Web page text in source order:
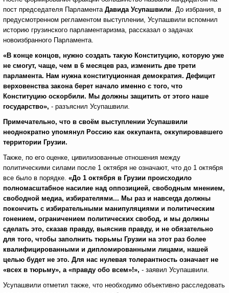
пост председателя Парламента Давида Усупашвили. До избрания, в
предусмотренном регламентом выступлении, Усупашвили вспомнил
историю грузинского парламентаризма, рассказал о задачах
новоизбранного Парламента.
«В конце концов, нужно создать такую Конституцию, которую уже
не смогут, чаще, чем в 6 месяцев раз, изменить две трети
парламента. Нам нужна конституционная демократия. Дефицит
верховенства закона берет начало именно с того, что
Конституцию оскорбили. Мы должны защитить от этого наше
государство», - разъяснил Усупашвили.
Примечательно, что в своём выступлении Усупашвили
неоднократно упомянул Россию как оккупанта, оккупировавшего
территории Грузии.
Также, по его оценке, цивилизованные отношения между
политическими силами после 1 октября не означают, что до 1 октября
все было в порядке. «До 1 октября в Грузии происходило
полномасштабное насилие над оппозицией, свободным мнением,
свободной медиа, избирателями... Мы раз и навсегда должны
покончить с избирательными манипуляциями и политическим
гонением, ограничением политических свобод, и мы должны
сделать это, сказав правду, выяснив правду, и не обязательно
для того, чтобы заполнить тюрьмы Грузии на этот раз более
квалифицированными и дипломированными лицами, нашей
целью будет не это. Для нас нулевая толерантность означает не
«всех в тюрьму», а «правду обо всем»!», - заявил Усупашвили.
Усупашвили отметил также, что необходимо объективно расследовать